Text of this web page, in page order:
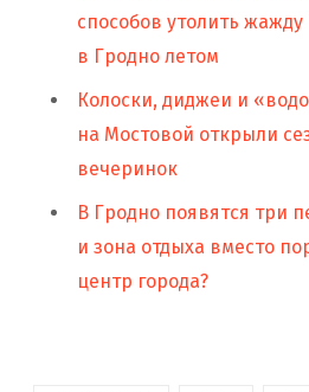
способов утолить жажду
в Гродно летом
Колоски, диджеи и
на Мостовой открыли
вечеринок
В Гродно появятся три
и зона отдыха вместо
центр города?